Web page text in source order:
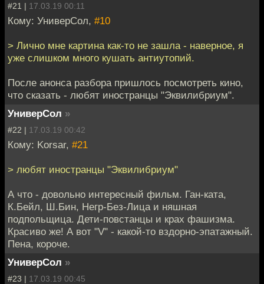
#21 | 17.03.19 00:11
Кому: УниверСол, #10
> Лично мне картина как-то не зашла - наверное, я
уже слишком много кушать антиутопий.
После анонса разбора пришлось посмотреть кино,
что сказать - любят иностранцы "Эквилибриум".
УниверСол »
#22 | 17.03.19 00:42
Кому: Korsar, #21
> любят иностранцы "Эквилибриум"
А что - довольно интересный фильм. Ган-ката,
К.Бейл, Ш.Бин, Негр-Без-Лица и няшная
подпольщица. Дети-повстанцы и крах фашизма.
Красиво же! А вот "V" - какой-то вздорно-эпатажный.
Пена, короче.
УниверСол »
#23 | 17.03.19 00:45